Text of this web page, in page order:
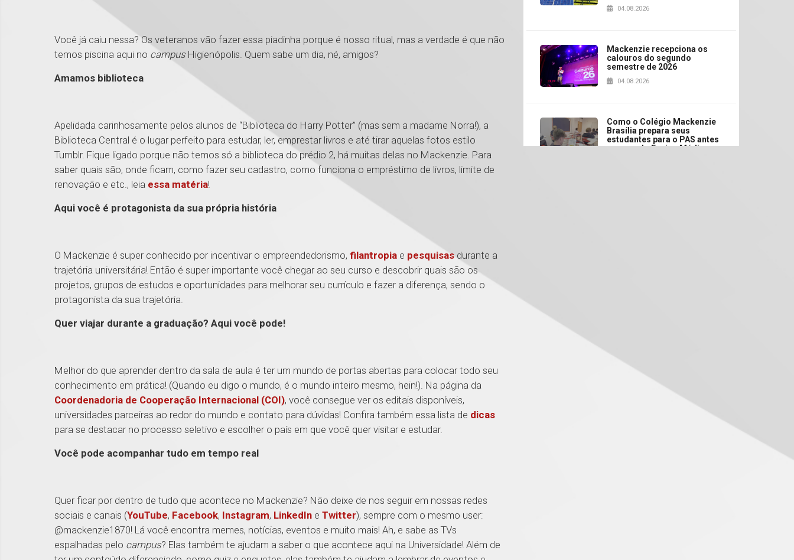
Você já caiu nessa? Os veteranos vão fazer essa piadinha porque é nosso ritual, mas a verdade é que não
temos piscina aqui no campus Higienópolis. Quem sabe um dia, né, amigos?
Amamos biblioteca
Apelidada carinhosamente pelos alunos de “Biblioteca do Harry Potter” (mas sem a madame Norra!), a
Biblioteca Central é o lugar perfeito para estudar, ler, emprestar livros e até tirar aquelas fotos estilo
Tumblr. Fique ligado porque não temos só a biblioteca do prédio 2, há muitas delas no Mackenzie. Para
saber quais são, onde ficam, como fazer seu cadastro, como funciona o empréstimo de livros, limite de
renovação e etc., leia essa matéria!
Aqui você é protagonista da sua própria história
O Mackenzie é super conhecido por incentivar o empreendedorismo, filantropia e pesquisas durante a
trajetória universitária! Então é super importante você chegar ao seu curso e descobrir quais são os
projetos, grupos de estudos e oportunidades para melhorar seu currículo e fazer a diferença, sendo o
protagonista da sua trajetória.
Quer viajar durante a graduação? Aqui você pode!
Melhor do que aprender dentro da sala de aula é ter um mundo de portas abertas para colocar todo seu
conhecimento em prática! (Quando eu digo o mundo, é o mundo inteiro mesmo, hein!). Na página da
Coordenadoria de Cooperação Internacional (COI), você consegue ver os editais disponíveis,
universidades parceiras ao redor do mundo e contato para dúvidas! Confira também essa lista de dicas
para se destacar no processo seletivo e escolher o país em que você quer visitar e estudar.
Você pode acompanhar tudo em tempo real
Quer ficar por dentro de tudo que acontece no Mackenzie? Não deixe de nos seguir em nossas redes
sociais e canais (YouTube, Facebook, Instagram, LinkedIn e Twitter), sempre com o mesmo user:
@mackenzie1870! Lá você encontra memes, notícias, eventos e muito mais! Ah, e sabe as TVs
espalhadas pelo campus? Elas também te ajudam a saber o que acontece aqui na Universidade! Além de
04.08.2026
Mackenzie recepciona os
calouros do segundo
semestre de 2026
04.08.2026
Como o Colégio Mackenzie
Brasília prepara seus
estudantes para o PAS antes
mesmo do Ensino Médio
finalista do Prêmio Jabuti